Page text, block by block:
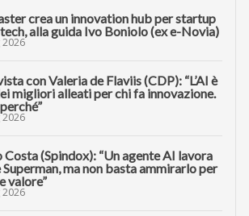
crea un innovation hub per startup
alla guida Ivo Boniolo (ex e-Novia)
2026
con Valeria de Flaviis (CDP): “L’AI è
migliori alleati per chi fa innovazione.
2026
Costa (Spindox): “Un agente AI lavora
Superman, ma non basta ammirarlo per
valore”
2026